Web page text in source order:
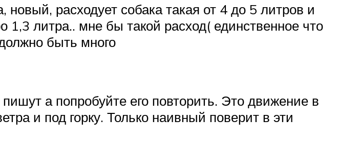
расходует собака такая от 4 до 5 литров и
1,3 литра.. мне бы такой расход( единственное что
быть много
а попробуйте его повторить. Это движение в
и под горку. Только наивный поверит в эти